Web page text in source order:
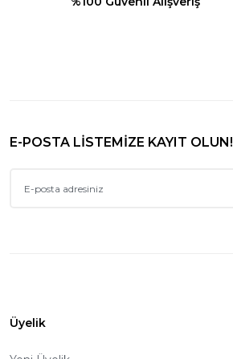
E-POSTA LİSTEMİZE KAYIT OLUN!
Üyelik